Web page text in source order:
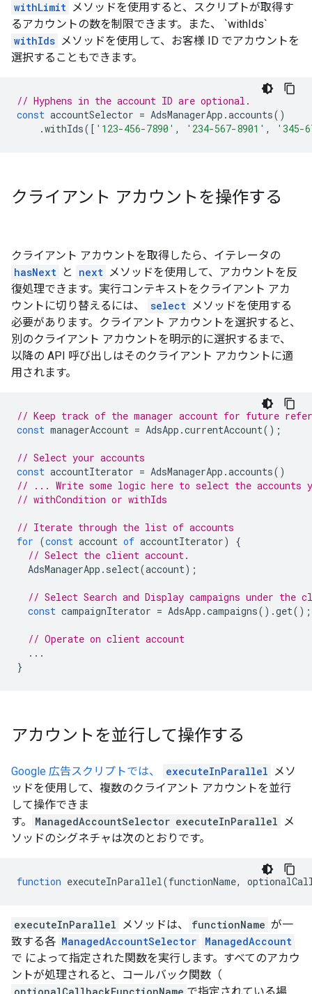
withLimit メソッドを使用すると、スクリプトが取得す
るアカウントの数を制限できます。また、 `withIds`
withIds メソッドを使用して、お客様 ID でアカウントを
選択することもできます。
// Hyphens in the account ID are optional.
const accountSelector = AdsManagerApp .accounts()
.withIds([ '123-456-7890' , '234-567-8901' , '345-
クライアント アカウントを操作する
クライアント アカウントを取得したら、イテレータの
hasNext と next メソッドを使用して、アカウントを反
復処理できます。実行コンテキストをクライアント アカ
ウントに切り替えるには、
select メソッドを使用する
必要があります。クライアント アカウントを選択すると、
別のクライアント アカウントを明示的に選択するまで、
以降の API 呼び出しはそのクライアント アカウントに適
用されます。
// Keep track of the manager account for future
const managerAccount = AdsApp .currentAccount();
// Select your accounts
const accountIterator = AdsManagerApp .accounts()
// ... Write some logic here to select the accounts
// withCondition or withIds
// Iterate through the list of accounts
for (const account of accountIterator)
{
// Select the client account.
AdsManagerApp . select(account);
// Select Search and Display campaigns under the
const campaignIterator = AdsApp .campaigns().get();
// Operate on client account
...
}
アカウントを並行して操作する
Google 広告スクリプトでは、 executeInParallel メソ
ッドを使用して、複数のクライアント アカウントを並行
して操作できま
す。
ManagedAccountSelector executeInParallel メ
ソッドのシグネチャは次のとおりです。
function executeInParallel(functionName,
executeInParallel メソッドは、 functionName が一
致する各 ManagedAccountSelector
ManagedAccount
で によって指定された関数を実行します。すべてのアカウ
ントが処理されると、コールバック関数（